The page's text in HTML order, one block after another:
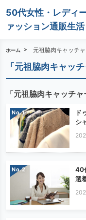
50代女性・レディ
ァッション通販生活
ホーム 元祖脇肉キャッチ
「元祖脇肉キャッ
「元祖脇肉キャッチ
No.
ド
シ
No.
40
選